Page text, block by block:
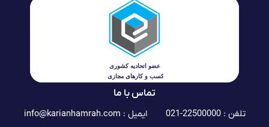
تماس با ما
تلفن : 22500000-021 ایمیل : info@karianhamrah.com